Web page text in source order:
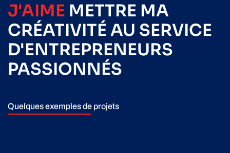
J'AIME METTRE MA
CRÉATIVITÉ AU SERVICE
D'ENTREPRENEURS
PASSIONNÉS
Quelques exemples de projets